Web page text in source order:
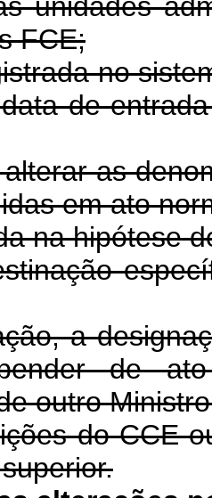
FCE;
no
de
as
em ato
na hipótese
a
de
outro
do CCE